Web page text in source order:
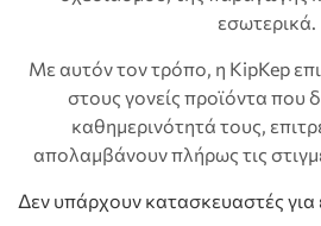
εσωτερικά.
Με αυτόν τον τρόπο, η KipKep
στους γονείς προϊόντα που
καθημερινότητά τους,
απολαμβάνουν πλήρως τις
Δεν υπάρχουν κατασκευαστές για